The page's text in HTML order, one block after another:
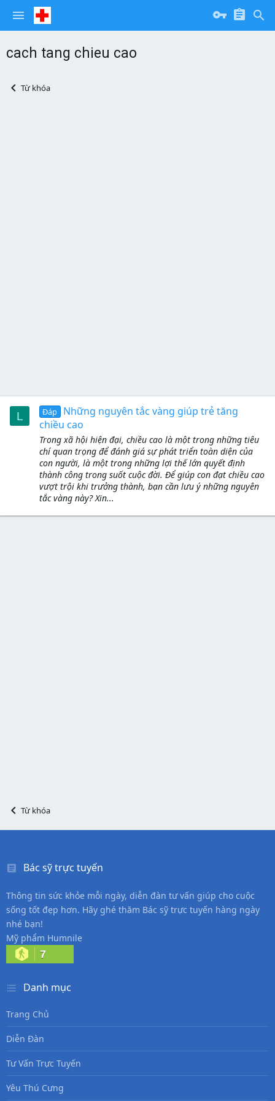
cach tang chieu cao
Từ khóa
L Đáp
Những nguyên tắc vàng giúp trẻ tăng
chiều cao
Trong xã hội hiện đại, chiều cao là một trong những tiêu
chí quan trọng để đánh giá sự phát triển toàn diện của
con người, là một trong những lợi thế lớn quyết định
thành công trong suốt cuộc đời. Để giúp con đạt chiều cao
vượt trội khi trưởng thành, bạn cần lưu ý những nguyên
tắc vàng này? Xin...
Từ khóa
Bác sỹ trực tuyến
Thông tin sức khỏe mỗi ngày, diễn đàn tư vấn giúp cho cuộc
sống tốt đẹp hơn. Hãy ghé thăm Bác sỹ trực tuyến hàng ngày
nhé bạn!
Mỹ phẩm Humnile
7
Danh mục
Trang Chủ
Diễn Đàn
Tư Vấn Trực Tuyến
Yêu Thú Cưng